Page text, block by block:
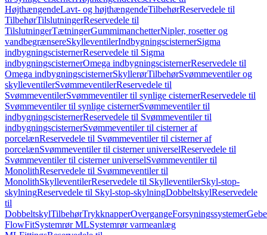
HøjthængendeLavt- og højthængendeTilbehørReservedele til
TilbehørTilslutningerReservedele til
TilslutningerTætningerGummimanchetterNipler, rosetter og
vandbegrænsereSkylleventilerIndbygningscisternerSigma
indbygningscisternerReservedele til Sigma
indbygningscisternerOmega indbygningscisternerReservedele til
Omega indbygningscisternerSkyllerørTilbehørSvømmeventiler og
skylleventilerSvømmeventilerReservedele til
SvømmeventilerSvømmeventiler til synlige cisternerReservedele til
Svømmeventiler til synlige cisternerSvømmeventiler til
indbygningscisternerReservedele til Svømmeventiler til
indbygningscisternerSvømmeventiler til cisterner af
porcelænReservedele til Svømmeventiler til cisterner af
porcelænSvømmeventiler til cisterner universelReservedele til
Svømmeventiler til cisterner universelSvømmeventiler til
MonolithReservedele til Svømmeventiler til
MonolithSkylleventilerReservedele til SkylleventilerSkyl-stop-
skylningReservedele til Skyl-stop-skylningDobbeltskylReservedele
til
DobbeltskylTilbehørTrykknapperOvergangeForsyningssystemer
FlowFitSystemrør MLSystemrør varmeanlæg